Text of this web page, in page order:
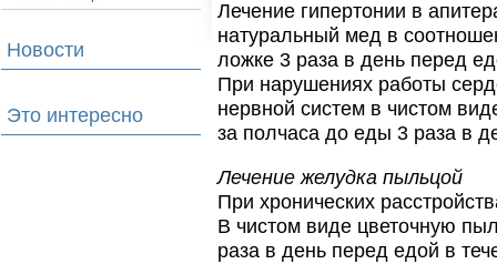
Новости
Это интересно
Лечение гипертонии в
натуральный мед в
ложке 3 раза в день перед
При нарушениях работы
нервной систем в чистом
за полчаса до еды 3 раза в
Лечение желудка пыльцой
При хронических
В чистом виде цветочную
раза в день перед едой в